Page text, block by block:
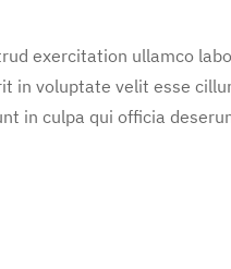
exercitation ullamco
in voluptate velit esse
in culpa qui officia